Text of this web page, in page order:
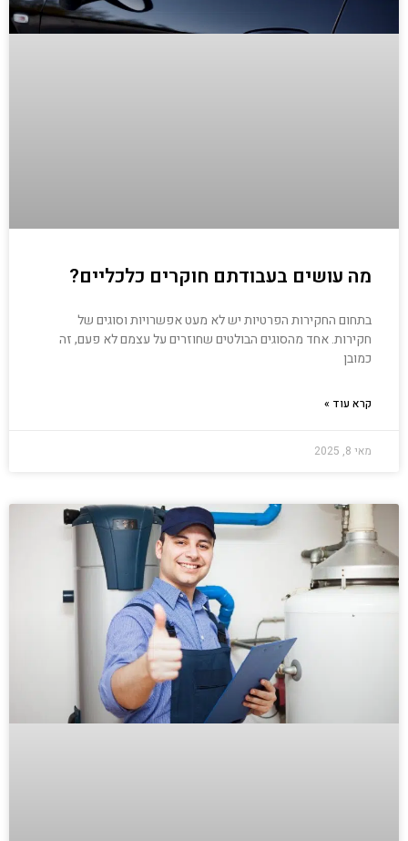
מה עושים בעבודתם חוקרים כלכליים?
בתחום החקירות הפרטיות יש לא מעט אפשרויות וסוגים של
חקירות. אחד מהסוגים הבולטים שחוזרים על עצמם לא פעם, זה
כמובן
קרא עוד »
מאי 8, 2025